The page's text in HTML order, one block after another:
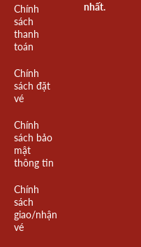
Chính
sách
thanh
toán
Chính
sách đặt
vé
Chính
sách bảo
mật
thông tin
Chính
sách
giao/nhận
vé
nhất.